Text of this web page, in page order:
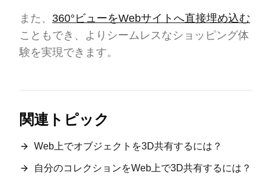
また、 360°ビューをWebサイトへ直接埋め込む
こともでき、よりシームレスなショッピング体
験を実現できます。
関連トピック
Web上でオブジェクトを3D共有するには？
自分のコレクションをWeb上で3D共有するには？